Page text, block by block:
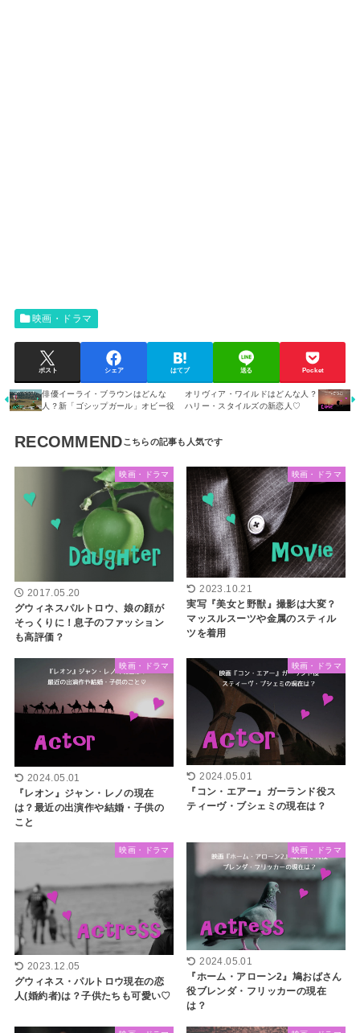
映画・ドラマ
ポスト シェア はてブ 送る Pocket
俳優イーライ・ブラウンはどんな
人？新「ゴシップガール」オビー役
オリヴィア・ワイルドはどんな人？
ハリー・スタイルズの新恋人♡
RECOMMEND
映画・ドラマ
2017.05.20
グウィネスパルトロウ、娘の顔が
そっくりに！息子のファッション
も高評価？
映画・ドラマ
2023.10.21
実写『美女と野獣』撮影は大変？
マッスルスーツや金属のスティル
ツを着用
映画・ドラマ
2024.05.01
『レオン』ジャン・レノの現在
は？最近の出演作や結婚・子供の
こと
映画・ドラマ
2024.05.01
『コン・エアー』ガーランド役ス
ティーヴ・ブシェミの現在は？
映画・ドラマ
2023.12.05
グウィネス・パルトロウ現在の恋
人(婚約者)は？子供たちも可愛い♡
映画・ドラマ
2024.05.01
『ホーム・アローン2』鳩おばさん
役ブレンダ・フリッカーの現在
は？